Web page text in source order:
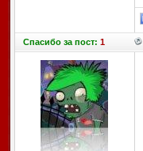
Спасибоза пост: 1